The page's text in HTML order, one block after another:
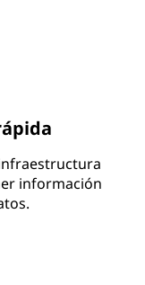
información